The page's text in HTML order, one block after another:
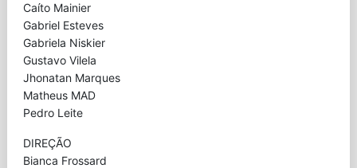
Caíto Mainier
Gabriel Esteves
Gabriela Niskier
Gustavo Vilela
Jhonatan Marques
Matheus MAD
Pedro Leite
DIREÇÃO
Bianca Frossard